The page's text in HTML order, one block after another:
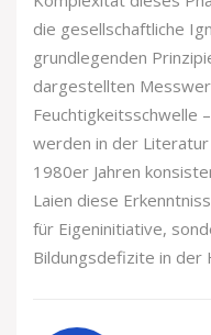
die gesellschaftliche
grundlegenden
dargestellten
Feuchtigkeitsschwelle
werden in der
1980er Jahren
Laien diese
für Eigeninitiative,
Bildungsdefizite in der